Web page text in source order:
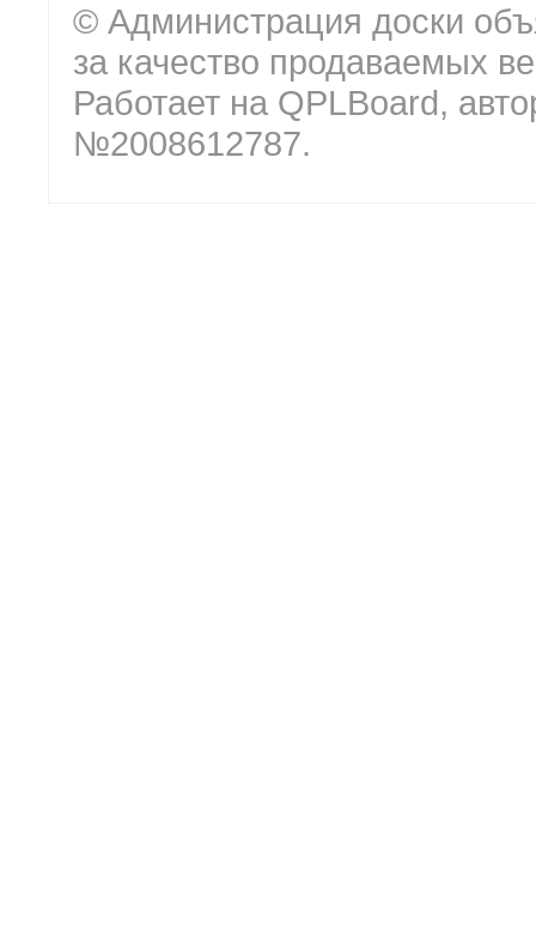
© Администрация доски
за качество продаваемых
Работает на QPLBoard,
№2008612787.